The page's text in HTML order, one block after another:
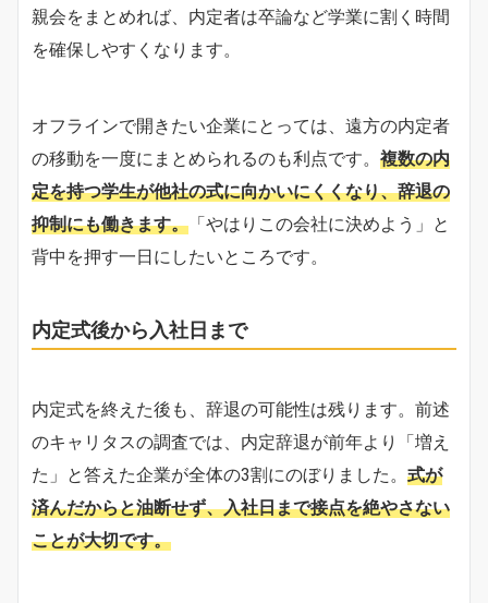
親会をまとめれば、内定者は卒論など学業に割く時間
を確保しやすくなります。
オフラインで開きたい企業にとっては、遠方の内定者
の移動を一度にまとめられるのも利点です。 複数の内
定を持つ学生が他社の式に向かいにくくなり、辞退の
抑制にも働きます。 「やはりこの会社に決めよう」と
背中を押す一日にしたいところです。
内定式後から入社日まで
内定式を終えた後も、辞退の可能性は残ります。前述
のキャリタスの調査では、内定辞退が前年より「増え
た」と答えた企業が全体の3割にのぼりました。 式が
済んだからと油断せず、入社日まで接点を絶やさない
ことが大切です。